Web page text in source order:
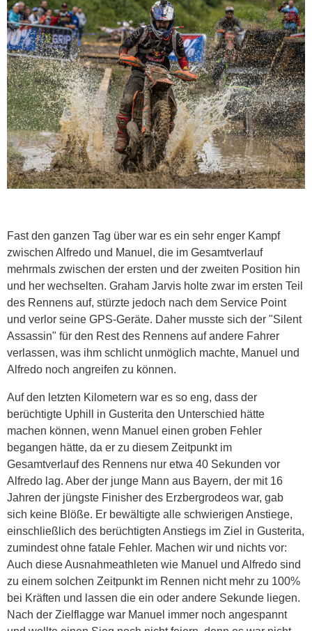
Fast den ganzen Tag über war es ein sehr enger Kampf
zwischen Alfredo und Manuel, die im Gesamtverlauf
mehrmals zwischen der ersten und der zweiten Position hin
und her wechselten. Graham Jarvis holte zwar im ersten Teil
des Rennens auf, stürzte jedoch nach dem Service Point
und verlor seine GPS-Geräte. Daher musste sich der "Silent
Assassin" für den Rest des Rennens auf andere Fahrer
verlassen, was ihm schlicht unmöglich machte, Manuel und
Alfredo noch angreifen zu können.
Auf den letzten Kilometern war es so eng, dass der
berüchtigte Uphill in Gusterita den Unterschied hätte
machen können, wenn Manuel einen groben Fehler
begangen hätte, da er zu diesem Zeitpunkt im
Gesamtverlauf des Rennens nur etwa 40 Sekunden vor
Alfredo lag. Aber der junge Mann aus Bayern, der mit 16
Jahren der jüngste Finisher des Erzbergrodeos war, gab
sich keine Blöße. Er bewältigte alle schwierigen Anstiege,
einschließlich des berüchtigten Anstiegs im Ziel in Gusterita,
zumindest ohne fatale Fehler. Machen wir und nichts vor:
Auch diese Ausnahmeathleten wie Manuel und Alfredo sind
zu einem solchen Zeitpunkt im Rennen nicht mehr zu 100%
bei Kräften und lassen die ein oder andere Sekunde liegen.
Nach der Zielflagge war Manuel immer noch angespannt